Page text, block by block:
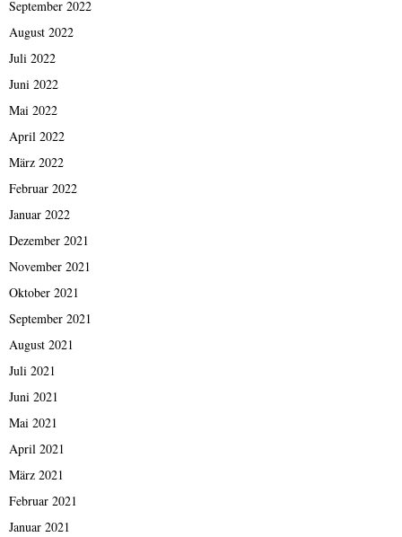
September 2022
August 2022
Juli 2022
Juni 2022
Mai 2022
April 2022
März 2022
Februar 2022
Januar 2022
Dezember 2021
November 2021
Oktober 2021
September 2021
August 2021
Juli 2021
Juni 2021
Mai 2021
April 2021
März 2021
Februar 2021
Januar 2021